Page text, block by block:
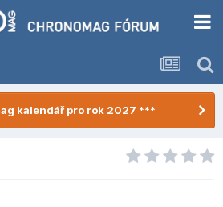
kalendář pro rok 2027 ***